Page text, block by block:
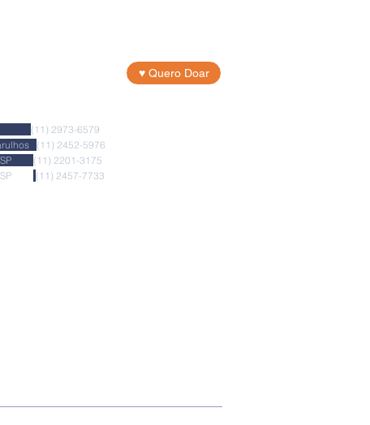
♥ Quero Doar
SP (11) 2973-6579
(11) 2452-5976
SP (11) 2201-3175
SP
(11) 2457-7733